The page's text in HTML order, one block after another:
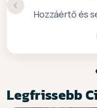
Hozzáértő és
kiváló
Nagyon
Köszönöm a
Legfrissebb